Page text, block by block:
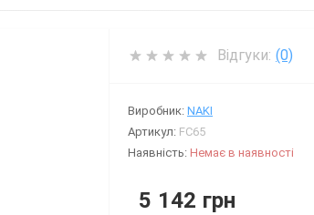
Відгуки: (0)
Виробник: NAKI
Артикул: FC65
Наявність: Немає в наявності
5 142 грн